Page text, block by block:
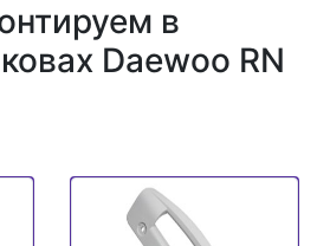
в
Daewoo RN